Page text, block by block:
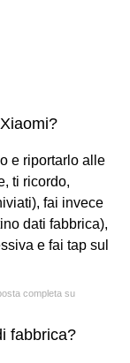
e riportarlo alle
ti ricordo,
fai invece
dati fabbrica),
e fai tap sul
completa su
fabbrica?